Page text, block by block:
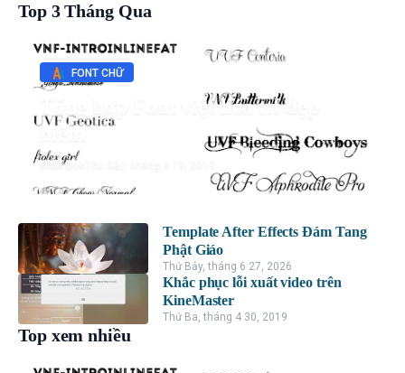
Top 3 Tháng Qua
FONT CHỮ
Tổng hợp Font việt hóa ttf đẹp
hiếm
Đình Đức
Template After Effects Đám Tang
Phật Giáo
Thứ Bảy, tháng 6 27, 2026
Khắc phục lỗi xuất video trên
KineMaster
Thứ Ba, tháng 4 30, 2019
Top xem nhiều